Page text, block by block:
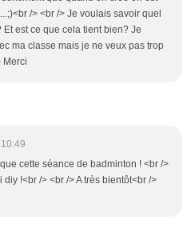
/> <br /> Je voulais savoir quel
est ce que cela tient bien? Je
ma classe mais je ne veux pas trop
Merci
cette séance de badminton ! <br />
!<br /> <br /> A très bientôt<br />